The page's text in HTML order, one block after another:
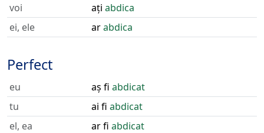
voi
ați abdica
ei, ele
arabdica
Perfect
eu aș fi abdicat
tu
ai fi abdicat
el, ea
ar fi abdicat